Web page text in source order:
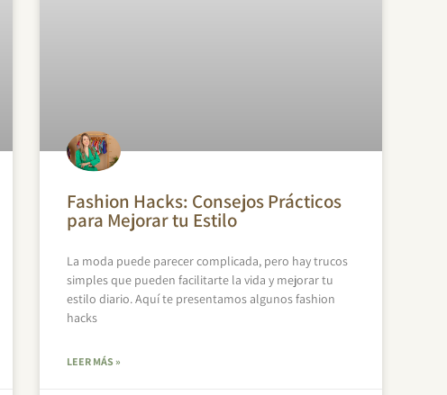
Fashion Hacks: Consejos Prácticos
para Mejorar tu Estilo
La moda puede parecer complicada, pero hay trucos
simples que pueden facilitarte la vida y mejorar tu
estilo diario. Aquí te presentamos algunos fashion
hacks
LEER MÁS »